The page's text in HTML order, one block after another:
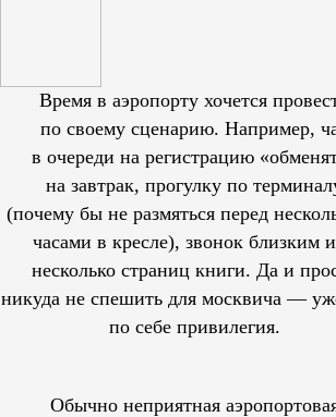
Время в аэропорту хочется
по своему сценарию. Например,
в очереди на регистрацию
на завтрак, прогулку по
(почему бы не размяться перед
часами в кресле), звонок близким
несколько страниц книги. Да и
никуда не спешить для москвича —
по себе привилегия.
Обычно неприятная